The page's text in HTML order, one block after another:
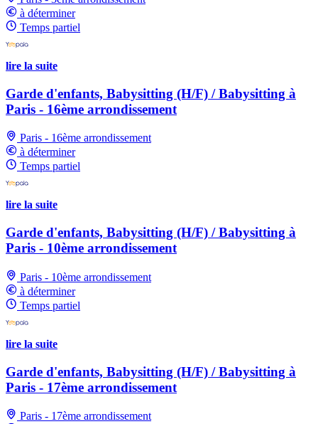
à déterminer
Temps partiel
lire la suite
Garde d'enfants, Babysitting (H/F) / Babysitting à
Paris - 16ème arrondissement
Paris - 16ème arrondissement
à déterminer
Temps partiel
lire la suite
Garde d'enfants, Babysitting (H/F) / Babysitting à
Paris - 10ème arrondissement
Paris - 10ème arrondissement
à déterminer
Temps partiel
lire la suite
Garde d'enfants, Babysitting (H/F) / Babysitting à
Paris - 17ème arrondissement
Paris - 17ème arrondissement